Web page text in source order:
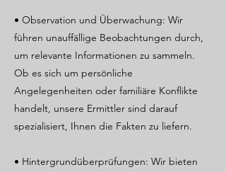
• Observation und Überwachung: Wir
führen unauffällige Beobachtungen durch,
um relevante Informationen zu sammeln.
Ob es sich um persönliche
Angelegenheiten oder familiäre Konflikte
handelt, unsere Ermittler sind darauf
spezialisiert, Ihnen die Fakten zu liefern.
• Hintergrundüberprüfungen: Wir bieten